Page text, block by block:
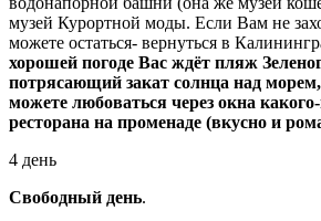
музей Курортной моды. Если Вам не
можете остаться- вернуться в
хорошей погоде Вас ждёт пляж
потрясающий закат солнца над
можете любоваться через окна
ресторана на променаде (вкусно и
4 день
Свободный день.